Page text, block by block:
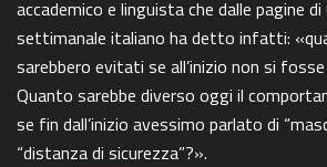
accademico e linguista che dalle pagine
settimanale italiano ha detto infatti:
sarebbero evitati se all’inizio non si
Quanto sarebbe diverso oggi il
se fin dall’inizio avessimo parlato di
“distanza di sicurezza”?».